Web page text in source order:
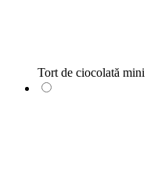
Tort de ciocolată mini